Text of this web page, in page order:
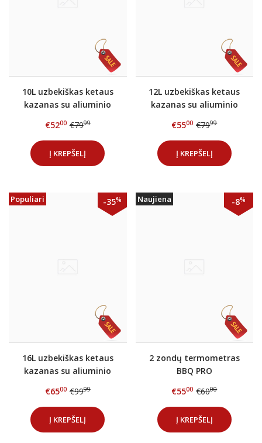
10L uzbekiškas ketaus
kazanas su aliuminio
€5200 €7999
Į KREPŠELĮ
12L uzbekiškas ketaus
kazanas su aliuminio
€5500 €7999
Į KREPŠELĮ
Populiari -35%
16L uzbekiškas ketaus
kazanas su aliuminio
€6500 €9999
Į KREPŠELĮ
Naujiena -8%
2 zondų termometras
BBQ PRO
€5500 €6000
Į KREPŠELĮ